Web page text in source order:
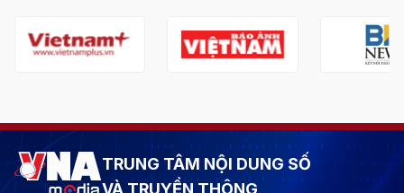
TRUNG TÂM NỘI DUNG SỐ